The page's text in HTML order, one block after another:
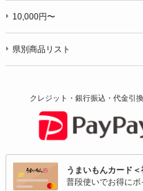
10,000円〜
県別商品リスト
クレジット・銀行振込・代金引
うまいもんカード
普段使いでお得にポ